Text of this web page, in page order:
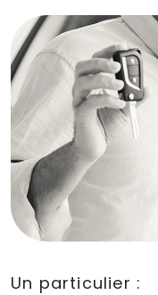
Un particulier :